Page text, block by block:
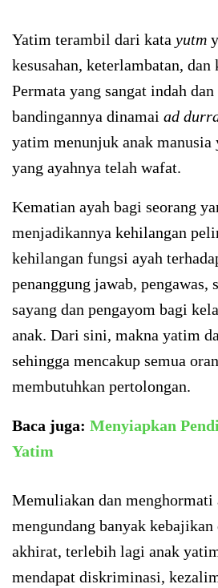
Yatim terambil dari kata yutm
kesusahan, keterlambatan, dan
Permata yang sangat indah
bandingannya dinamai ad
yatim menunjuk anak manusia
yang ayahnya telah wafat.
Kematian ayah bagi seorang
menjadikannya kehilangan
kehilangan fungsi ayah
penanggung jawab, pengawas,
sayang dan pengayom bagi
anak. Dari sini, makna yatim
sehingga mencakup semua
membutuhkan pertolongan.
Baca juga: Menyiapkan
Yatim
Memuliakan dan menghormati
mengundang banyak
akhirat, terlebih lagi anak
mendapat diskriminasi,